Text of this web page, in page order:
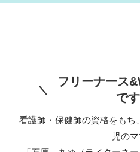
フリーナース
です
看護師・保健師の資格をもち
児のマ